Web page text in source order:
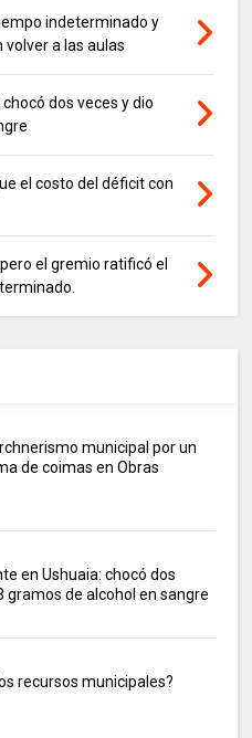
indeterminado y
a las aulas
dos veces y dio
el costo del déficit con
pero el gremio ratificó el
municipal por un
de coimas en Obras
en Ushuaia: chocó dos
gramos de alcohol en sangre
recursos municipales?